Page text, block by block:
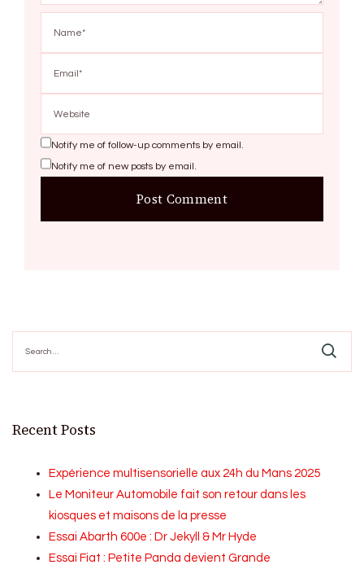
Notify me of follow-up comments by email.
Notify me of new posts by email.
for:
Recent Posts
Expérience multisensorielle aux 24h du Mans 2025
Le Moniteur Automobile fait son retour dans les
kiosques et maisons de la presse
Essai Abarth 600e : Dr Jekyll & Mr Hyde
Essai Fiat : Petite Panda devient Grande